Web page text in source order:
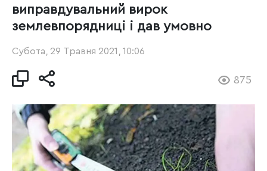
виправдувальний вирок
землевпорядниці і дав умовно
Субота, 29 Травня 2021, 10:06
875